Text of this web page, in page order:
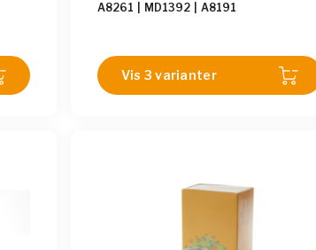
corn oil, soybean oil, canola oil, etc.
A8261 MD1392 A8191
Vis 3 varianter